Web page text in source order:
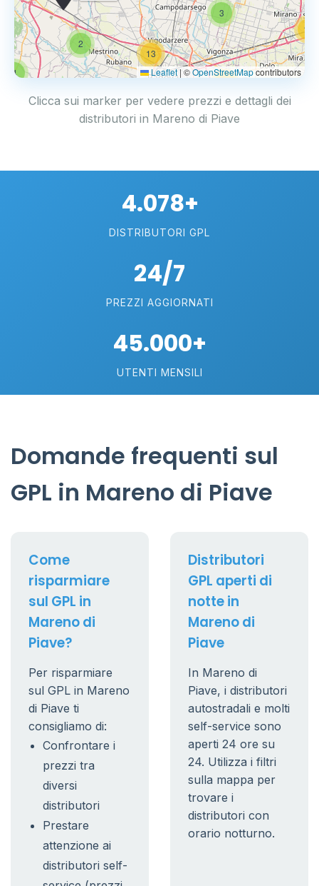
14
4
2
3
13
Leaflet | ©OpenStreetMapcontributors
Clicca sui marker per vedere prezzi e dettagli dei
distributori in Mareno di Piave
4.078+
DISTRIBUTORI GPL
24/7
PREZZI AGGIORNATI
45.000+
UTENTI MENSILI
Domande frequenti sul
GPL in Mareno di Piave
Come
risparmiare
sul GPL in
Mareno di
Piave?
Per risparmiare
sul GPL in Mareno
di Piave ti
consigliamo di:
Confrontare i
prezzi tra
diversi
distributori
Prestare
attenzione ai
distributori self-
Distributori
GPL aperti di
notte in
Mareno di
Piave
In Mareno di
Piave, i distributori
autostradali e molti
self-service sono
aperti 24 ore su
24. Utilizza i filtri
sulla mappa per
trovare i
distributori con
orario notturno.